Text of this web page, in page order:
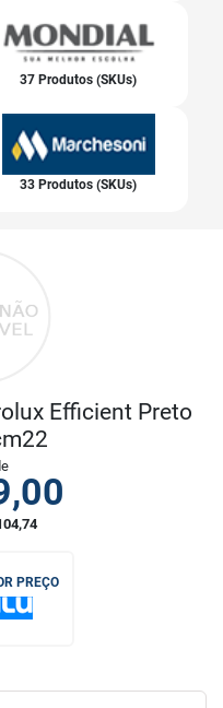
37 Produtos (SKUs)
33 Produtos (SKUs)
Efficient Preto
PREÇO